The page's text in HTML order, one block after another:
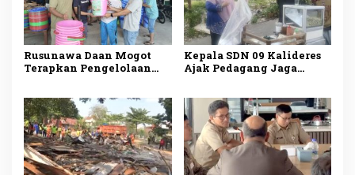
Rusunawa Daan Mogot
Terapkan Pengelolaan
Rumah
Kepala SDN 09 Kalideres
Ajak Pedagang Jaga